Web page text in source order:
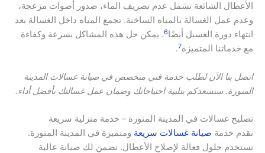
الأعطال الشائعة تشمل عدم تصريف الماء، صدور أصوات مزعجة،
وعدم عمل الغسالة بالمياه الساخنة. تجمع المياه داخل الغسالة بعد
انتهاء دورة الغسيل أيضًا6. يمكن حل هذه المشاكل بسرعة وكفاءة
مع خدماتنا المتميزة7
.
اتصل بنا الآن لطلب خدمة فني متخصص في صيانة غسالات المدينة
المنورة. سنسعدكم بتلبية احتياجاتك وضمان عمل غسالتك بأفضل أداء.
تصليح غسالات في المدينة المنورة – خدمة منزلية سريعة
نقدم خدمة صيانة غسالات سريعة ومتميزة في المدينة المنورة.
نستخدم حلول فعالة لإصلاح الأعطال. نضمن لك صيانة عالية